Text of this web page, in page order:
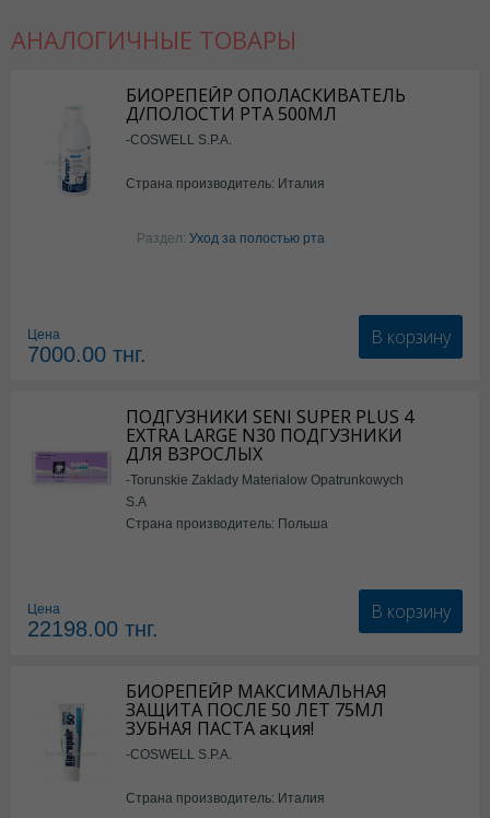
АНАЛОГИЧНЫЕ ТОВАРЫ
БИОРЕПЕЙР ОПОЛАСКИВАТЕЛЬ
Д/ПОЛОСТИ РТА 500МЛ
-COSWELL S.P.A.
Страна производитель: Италия
Раздел: Уход за полостью рта
Цена
7000.00 тнг.
В корзину
ПОДГУЗНИКИ SENI SUPER PLUS 4
EXTRA LARGE N30 ПОДГУЗНИКИ
ДЛЯ ВЗРОСЛЫХ
-Torunskie Zaklady Materialow Opatrunkowych
S.A
Страна производитель: Польша
Цена
22198.00 тнг.
В корзину
БИОРЕПЕЙР МАКСИМАЛЬНАЯ
ЗАЩИТА ПОСЛЕ 50 ЛЕТ 75МЛ
ЗУБНАЯ ПАСТА акция!
-COSWELL S.P.A.
Страна производитель: Италия